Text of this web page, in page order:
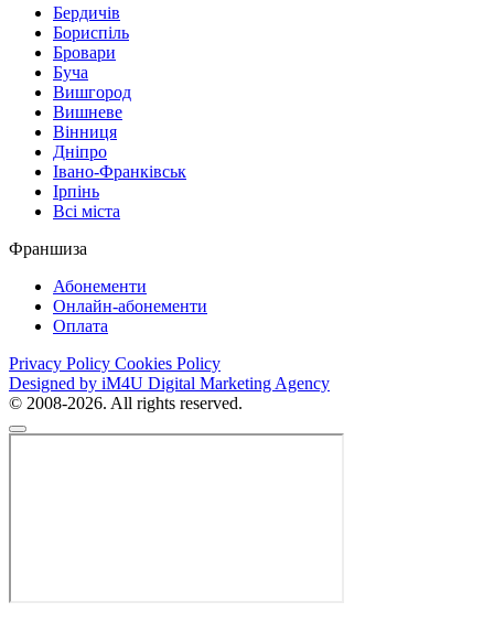
Бердичів
Бориспіль
Бровари
Буча
Вишгород
Вишневе
Вінниця
Дніпро
Івано-Франківськ
Ірпінь
Всі міста
Франшиза
Абонементи
Онлайн-абонементи
Оплата
Privacy Policy Cookies Policy
Designed by iM4U Digital Marketing Agency
© 2008-2026. All rights reserved.